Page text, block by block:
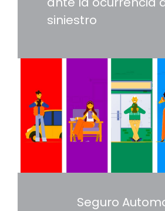
siniestro
Seguro